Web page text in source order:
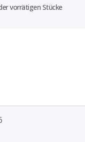
vorrätigen Stücke